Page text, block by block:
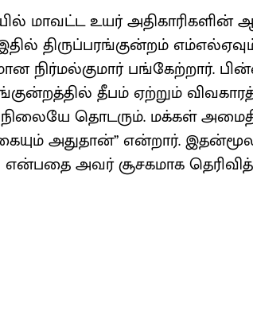
மாவட்ட உயர்
திருப்​பரங்​குன்​றம்
நிர்​மல்​கு​மார் பங்​கேற்​றார்.
தீபம் ஏற்​றும்
நிலையே தொடரும். மக்​கள்
அது​தான்’’ என்​றார்.
அவர் சூசக​மாக